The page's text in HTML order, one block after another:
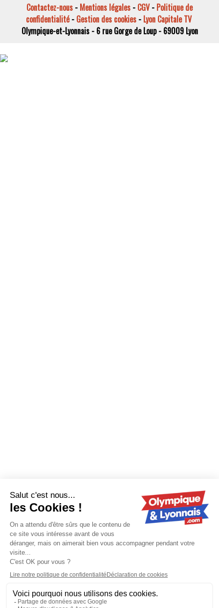
Contactez-nous - Mentions légales - CGV- Politique de
confidentialité- Gestion des cookies- Lyon Capitale TV
Olympique-et-Lyonnais - 6 rue Gorge de Loup - 69009 Lyon